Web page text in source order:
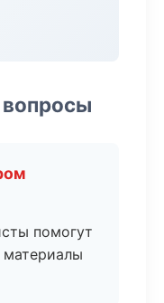
помогут
материалы